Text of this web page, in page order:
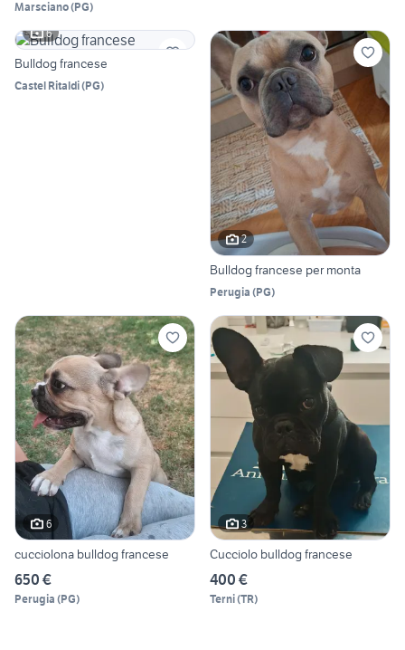
Marsciano(PG)
6
Bulldog francese
Castel Ritaldi(PG)
2
Bulldog francese per monta
Perugia (PG)
6
cucciolona bulldog francese
650 €
Perugia (PG)
3
Cucciolo bulldog francese
400 €
Terni(TR)